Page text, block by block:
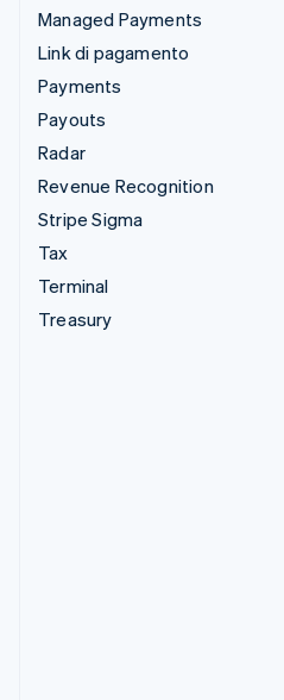
Managed Payments
Link di pagamento
Payments
Payouts
Radar
Revenue Recognition
Stripe Sigma
Tax
Terminal
Treasury